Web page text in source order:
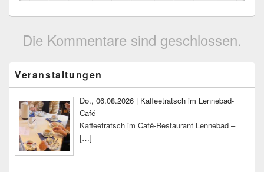
Die Kommentare sind geschlossen.
Seitenleisten-
Widgetbereich
Veranstaltungen
Do., 06.08.2026 | Kaffeetratsch im Lennebad-
Café
Kaffeetratsch im Café-Restaurant Lennebad –
[…]